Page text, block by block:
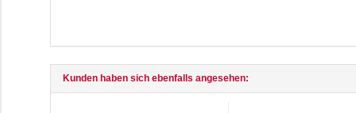
Kunden haben sich ebenfalls angesehen: